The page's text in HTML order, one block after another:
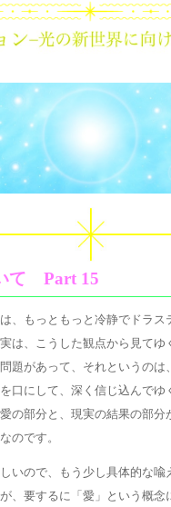
て Part 15
、もっともっと冷静でドラス
は、こうした観点から見てゆ
題があって、それというのは
を口にして、深く信じ込んで
の部分と、現実の結果の部分
のです。
いので、もう少し具体的な喩
、要するに「愛」という概念